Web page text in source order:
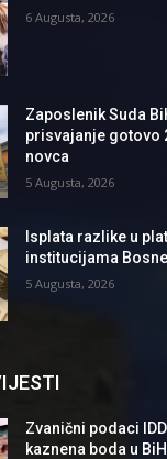
6 Augusta, 2026
Zaposlenik Suda
prisvajanje gotovo
novca
5 Augusta, 2026
Isplata razlike u
institucijama
5 Augusta, 2026
Zvanični podaci
kaznena boda u